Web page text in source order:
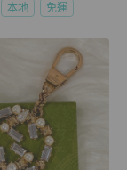
本地 免運